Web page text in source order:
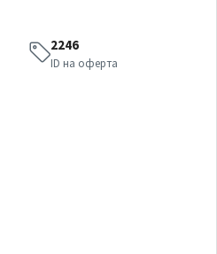
2246
ID на оферта